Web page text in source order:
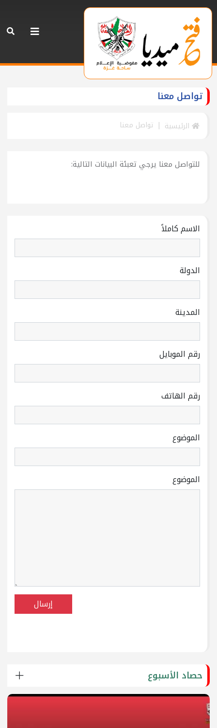
تواصل معنا
الرئيسية تواصل معنا
للتواصل معنا يرجي تعبئة البيانات التالية:
الاسم كاملاً
الدولة
المدينة
رقم الموبايل
رقم الهاتف
الموضوع
الموضوع
إرسال
حصاد الأسبوع